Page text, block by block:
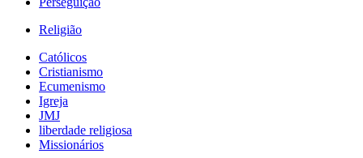
Religião
Católicos
Cristianismo
Ecumenismo
Igreja
JMJ
liberdade religiosa
Missionários